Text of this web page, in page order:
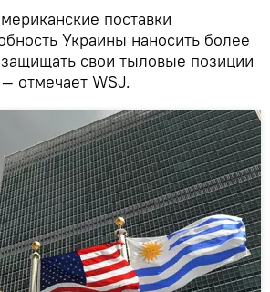
поставки
Украины наносить более
свои тыловые позиции
отмечает WSJ.